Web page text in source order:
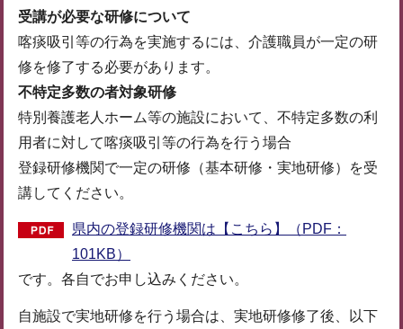
受講が必要な研修について
喀痰吸引等の行為を実施するには、介護職員が一定の研
修を修了する必要があります。
不特定多数の者対象研修
特別養護老人ホーム等の施設において、不特定多数の利
用者に対して喀痰吸引等の行為を行う場合
登録研修機関で一定の研修（基本研修・実地研修）を受
講してください。
県内の登録研修機関は【こちら】（PDF：
101KB）
です。各自でお申し込みください。
自施設で実地研修を行う場合は、実地研修修了後、以下